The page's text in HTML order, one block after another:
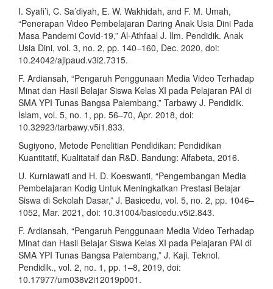
I. Syafi’i, C. Sa’diyah, E. W. Wakhidah, and F. M. Umah,
“Penerapan Video Pembelajaran Daring Anak Usia Dini Pada
Masa Pandemi Covid-19,” Al-Athfaal J. Ilm. Pendidik. Anak
Usia Dini, vol. 3, no. 2, pp. 140–160, Dec. 2020, doi:
10.24042/ajipaud.v3i2.7315.
F. Ardiansah, “Pengaruh Penggunaan Media Video Terhadap
Minat dan Hasil Belajar Siswa Kelas XI pada Pelajaran PAI di
SMA YPI Tunas Bangsa Palembang,” Tarbawy J. Pendidik.
Islam, vol. 5, no. 1, pp. 56–70, Apr. 2018, doi:
10.32923/tarbawy.v5i1.833.
Sugiyono, Metode Penelitian Pendidikan: Pendidikan
Kuantitatif, Kualitataif dan R&D. Bandung: Alfabeta, 2016.
U. Kurniawati and H. D. Koeswanti, “Pengembangan Media
Pembelajaran Kodig Untuk Meningkatkan Prestasi Belajar
Siswa di Sekolah Dasar,” J. Basicedu, vol. 5, no. 2, pp. 1046–
1052, Mar. 2021, doi: 10.31004/basicedu.v5i2.843.
F. Ardiansah, “Pengaruh Penggunaan Media Video Terhadap
Minat dan Hasil Belajar Siswa Kelas XI pada Pelajaran PAI di
SMA YPI Tunas Bangsa Palembang,” J. Kaji. Teknol.
Pendidik., vol. 2, no. 1, pp. 1–8, 2019, doi:
10.17977/um038v2i12019p001.